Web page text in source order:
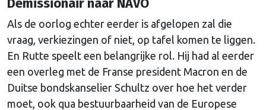
Demissionair naar NAVO
Als de oorlog echter eerder is afgelopen zal die
vraag, verkiezingen of niet, op tafel komen te liggen.
En Rutte speelt een belangrijke rol. Hij had al eerder
een overleg met de Franse president Macron en de
Duitse bondskanselier Schultz over hoe het verder
moet, ook qua bestuurbaarheid van de Europese